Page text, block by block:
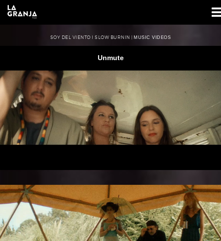
SOY DEL VIENTO I SLOW BURNIN |MUSIC VIDEOS